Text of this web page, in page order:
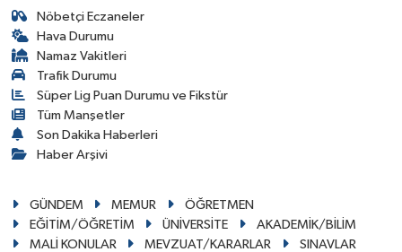
Nöbetçi Eczaneler
Hava Durumu
Namaz Vakitleri
Trafik Durumu
Süper Lig Puan Durumu ve Fikstür
Tüm Manşetler
Son Dakika Haberleri
Haber Arşivi
GÜNDEM MEMUR
ÖĞRETMEN
EĞİTİM/ÖĞRETİM
ÜNİVERSİTE
AKADEMİK/BİLİM
MALİ KONULAR
MEVZUAT/KARARLAR
SINAVLAR